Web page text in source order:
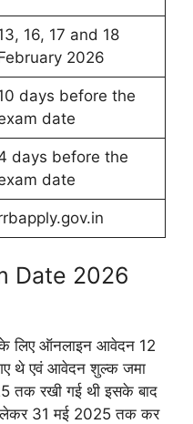
16, 17 and 18
2026
days before the
date
days before the
date
Date 2026
के लिए ऑनलाइन आवेदन 12
थे एवं आवेदन शुल्क जमा
तक रखी गई थी इसके बाद
लेकर 31 मई 2025 तक कर